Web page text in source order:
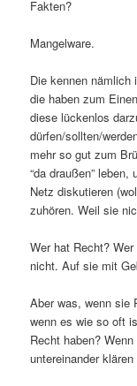
Fakten?
Mangelware.
Die kennen nämlich
die haben zum
diese lückenlos
dürfen/sollten/
mehr so gut zum
“da draußen”
Netz diskutieren
zuhören. Weil sie
Wer hat Recht?
nicht. Auf sie mit
Aber was, wenn sie
wenn es wie so oft
Recht haben?
untereinander